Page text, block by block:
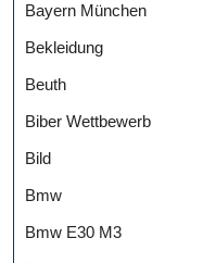
Bayern München
Bekleidung
Beuth
Biber Wettbewerb
Bild
Bmw
Bmw E30 M3